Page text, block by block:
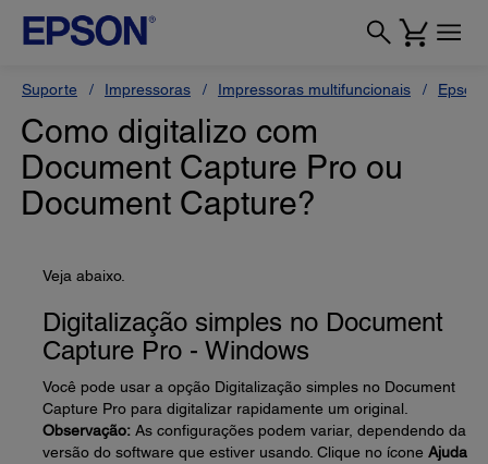
Suporte Impressoras Impressoras multifuncionais Epson
Como digitalizo com
Document Capture Pro ou
Document Capture?
Veja abaixo.
Digitalização simples no Document
Capture Pro - Windows
Você pode usar a opção Digitalização simples no Document
Capture Pro para digitalizar rapidamente um original.
Observação: As configurações podem variar, dependendo da
versão do software que estiver usando. Clique no ícone Ajuda